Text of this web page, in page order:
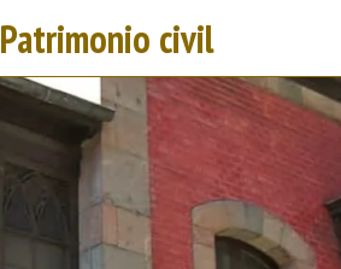
Patrimonio civil